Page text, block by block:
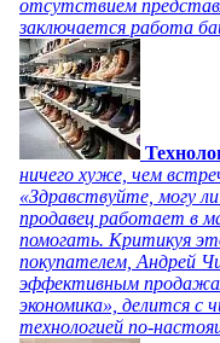
отсутствием
заключается работа
ничего хуже, чем
«Здравствуйте, могу
продавец работает в
помогать. Критикуя
покупателем, Андрей
эффективным
экономика», делится с
технологией по-